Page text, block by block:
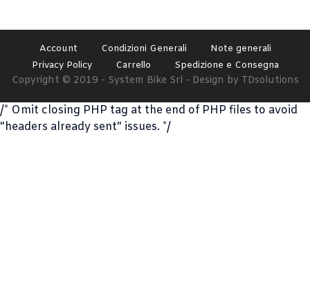
Account Condizioni Generali
Note generali
Privacy Policy
Carrello Spedizione e Consegna
Copyright © 2019 - System Bike Srl - Design by TDsolutions
/* Omit closing PHP tag at the end of PHP files to avoid
"headers already sent" issues. */